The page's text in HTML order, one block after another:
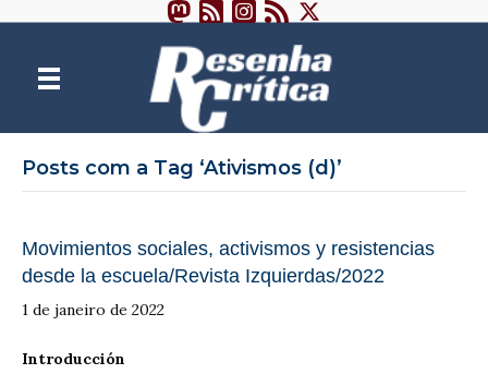
Posts com a Tag ‘Ativismos (d)’
Movimientos sociales, activismos y resistencias
desde la escuela/Revista Izquierdas/2022
1 de janeiro de 2022
Introducción